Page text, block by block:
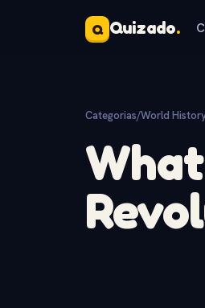
Q Quizado.
Categorias/World